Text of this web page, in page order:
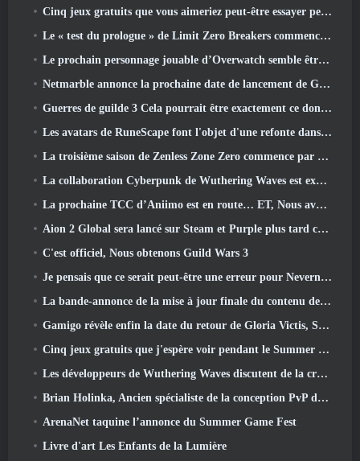
Cinq jeux gratuits que vous aimeriez peut-être essayer pendant le Bullet Fest
Le « test du prologue » de Limit Zero Breakers commence aujourd’hui
Le prochain personnage jouable d’Overwatch semble être un chef du crime cyborg surmené
Netmarble annonce la prochaine date de lancement de Global RF Online
Guerres de guilde 3 Cela pourrait être exactement ce dont l’industrie du MMO a besoin en ce moment
Les avatars de RuneScape font l'objet d'une refonte dans la plus grande mise à jour visuelle du jeu au cours des dix dernières années
La troisième saison de Zenless Zone Zero commence par un voyage sur une île de Bangboo dans le ciel, Et vers la plateforme Steam
La collaboration Cyberpunk de Wuthering Waves est exactement ce que j'attends de mes événements crossover de jeux vidéo
La prochaine TCC d’Aniimo est en route… ET, Nous avons une fenêtre de lancement officielle
Aion 2 Global sera lancé sur Steam et Purple plus tard cette année
C'est officiel, Nous obtenons Guild Wars 3
Je pensais que ce serait peut-être une erreur pour Neverness To Everness d'organiser l'événement Porsche Collab Gacha si tôt, Mais j'avais tort
La bande-annonce de la mise à jour finale du contenu de Destiny 2 est un cri de ralliement
Gamigo révèle enfin la date du retour de Gloria Victis, Survivra-t-il la deuxième fois?
Cinq jeux gratuits que j'espère voir pendant le Summer Game Fest
Les développeurs de Wuthering Waves discutent de la création de la séquence de combat Lahai-Roi Mech
Brian Holinka, Ancien spécialiste de la conception PvP de World Of Warcraft, Rejoint l’équipe MMO de League Of Legends
ArenaNet taquine l’annonce du Summer Game Fest
Livre d'art Les Enfants de la Lumière